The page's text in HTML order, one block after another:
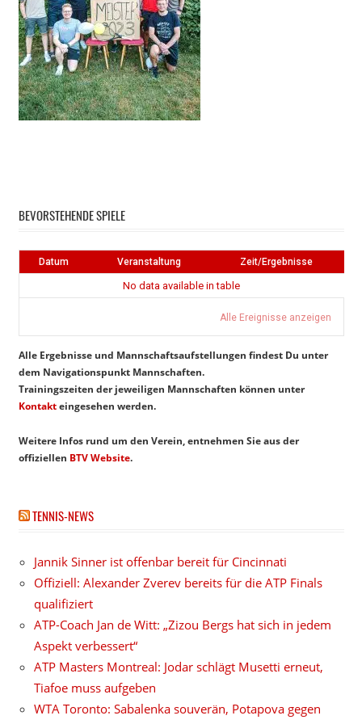
BEVORSTEHENDE SPIELE
Datum Veranstaltung Zeit/Ergebnisse
No data available in table
Alle Ereignisse anzeigen
Alle Ergebnisse und Mannschaftsaufstellungen findest Du unter
dem Navigationspunkt Mannschaften.
Trainingszeiten der jeweiligen Mannschaften können unter
Kontakteingesehen werden.
Weitere Infos rund um den Verein, entnehmen Sie aus der
offiziellen BTV Website.
TENNIS-NEWS
Jannik Sinner ist offenbar bereit für Cincinnati
Offiziell: Alexander Zverev bereits für die ATP Finals
qualifiziert
ATP-Coach Jan de Witt: „Zizou Bergs hat sich in jedem
Aspekt verbessert“
ATP Masters Montreal: Jodar schlägt Musetti erneut,
Tiafoe muss aufgeben
WTA Toronto: Sabalenka souverän, Potapova gegen